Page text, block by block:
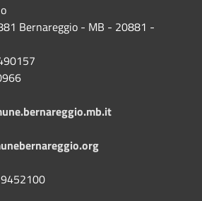
Bernareggio - MB - 20881 -